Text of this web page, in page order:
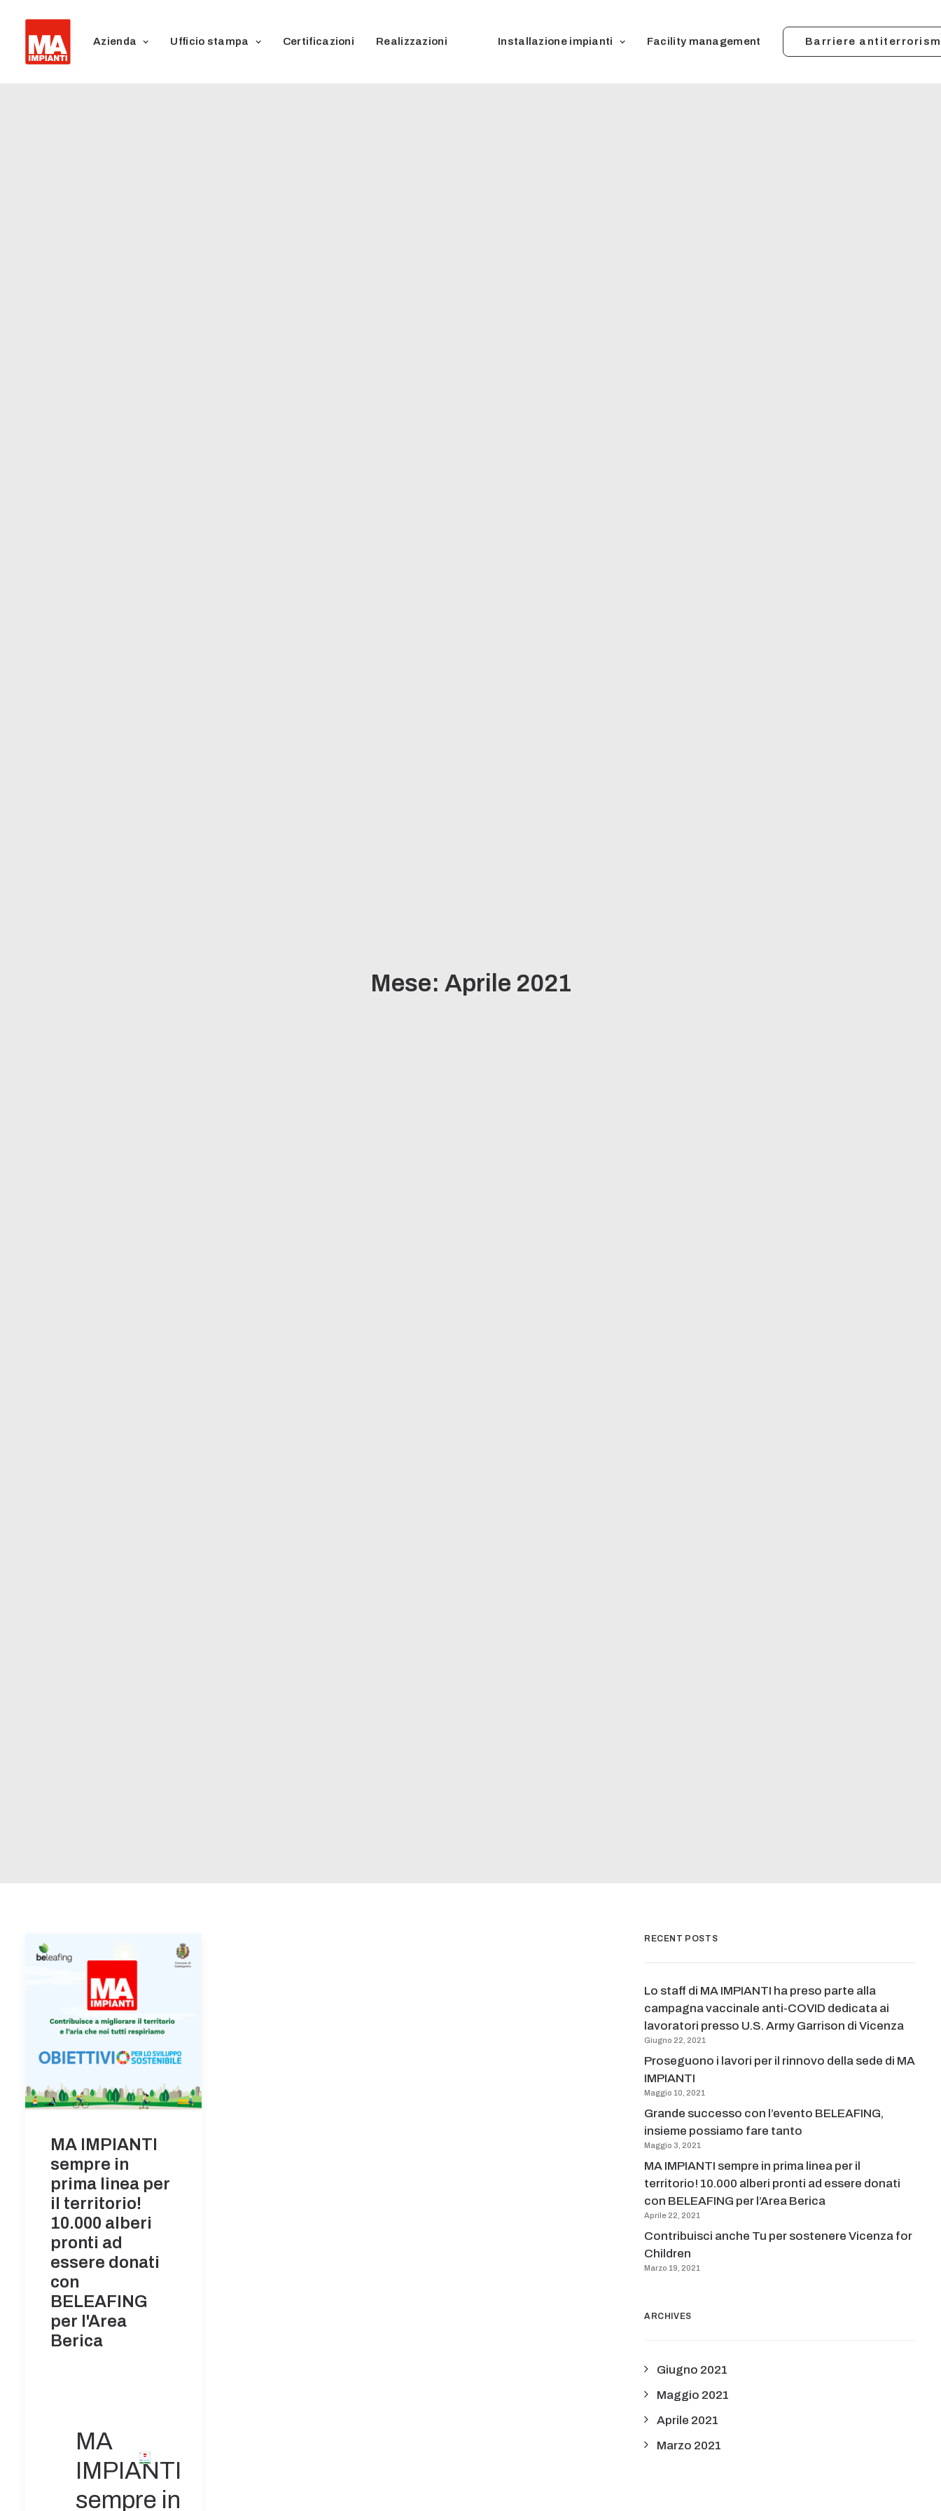
Azienda Ufficio stampa Certificazioni Realizzazioni Installazione impianti Facility management Barriere
Mese: Aprile 2021
MA IMPIANTI
sempre in
prima linea per
il territorio!
10.000 alberi
pronti ad
essere donati
con
BELEAFING
per l'Area
Berica
MA
IMPIANTI
sempre in
RECENT POSTS
Lo staff di MA IMPIANTI ha preso parte alla
campagna vaccinale anti-COVID dedicata ai
lavoratori presso U.S. Army Garrison di Vicenza
Giugno 22, 2021
Proseguono i lavori per il rinnovo della sede di MA
IMPIANTI
Maggio 10, 2021
Grande successo con l’evento BELEAFING,
insieme possiamo fare tanto
Maggio 3, 2021
MA IMPIANTI sempre in prima linea per il
territorio! 10.000 alberi pronti ad essere donati
con BELEAFING per l’Area Berica
Aprile 22, 2021
Contribuisci anche Tu per sostenere Vicenza for
Children
Marzo 19, 2021
ARCHIVES
Giugno 2021
Maggio 2021
Aprile 2021
Marzo 2021